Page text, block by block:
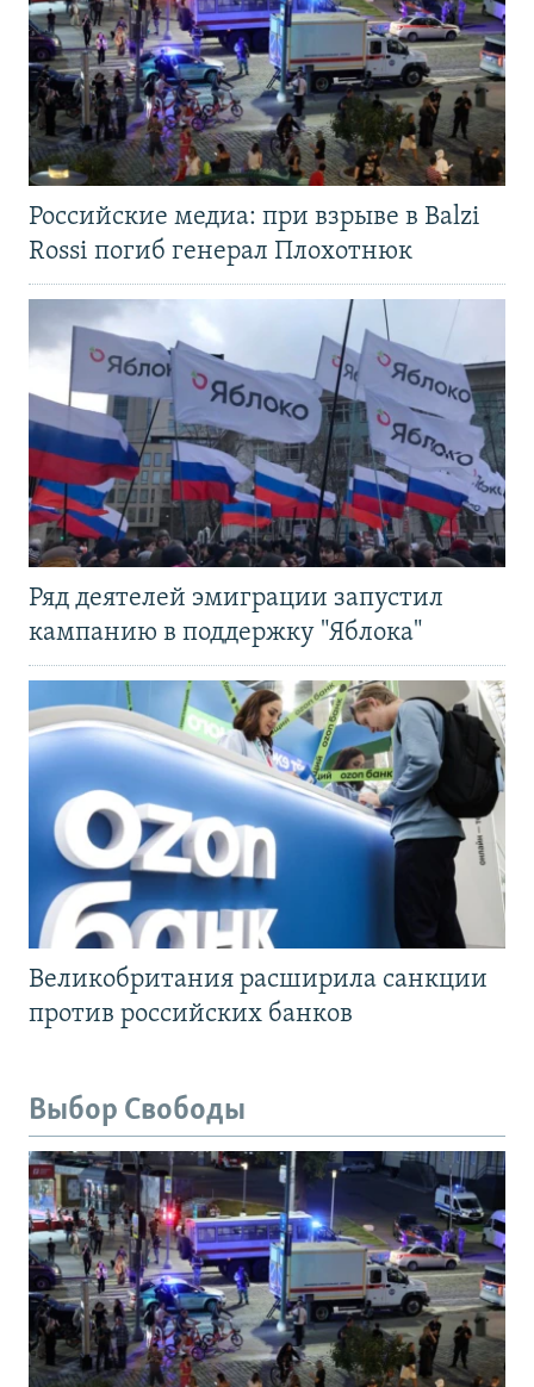
Российские медиа: при взрыве в Balzi
Rossi погиб генерал Плохотнюк
Ряд деятелей эмиграции запустил
кампанию в поддержку "Яблока"
Великобритания расширила санкции
против российских банков
Выбор Свободы